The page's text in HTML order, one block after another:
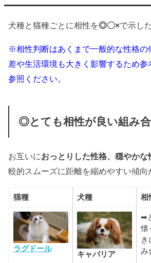
犬種と猫種ごとに相性を◎〇×で示し
※相性判断はあくまで一般的な性格の
差や生活環境も大きく影響するため
参照ください。
◎とても相性が良い組み
お互いにおっとりした性格、穏やかな
較的スムーズに距離を縮めやすい傾向
猫種 犬種 相
ラグドール
キャバリア
➡
懐
き
み